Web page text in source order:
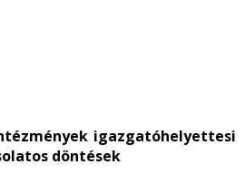
igazgatóhelyettesi
döntések